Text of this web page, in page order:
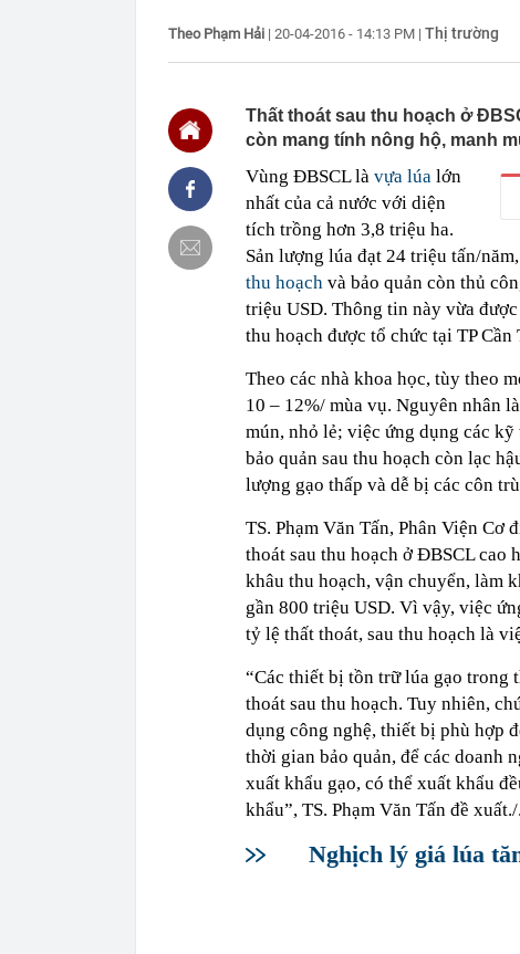
Điện Máy Xanh
mặt 5.000 tỷ
thác với chi phí
11:45
Một tập đoàn gửi
5.000 tỷ đồng
11:43
Mua căn hộ tầng
khoản tiền tiết
11:40
Công an thông
Zalo và Facebook
Vì sao muỗi vo
11:30
EuroCham: Nghị
rộng đầu tư tại
11:30
Chi phí xây nhà 2
11:25
Một phụ nữ nhặt
Kết cục sau 24
11:22
Anh em của
đang xảy ra?
11:22
Đề xuất phương
Theo Phạm Hải | 20-04-2016 - 14:13 PM | Thị trường
Thất thoát sau thu hoạch ở
còn mang tính nông hộ, manh
Vùng ĐBSCL là vựa lúa lớn
nhất của cả nước với diện
tích trồng hơn 3,8 triệu ha.
Sản lượng lúa đạt 24 triệu tấn/
thu hoạch và bảo quản còn thủ
triệu USD. Thông tin này vừa
thu hoạch được tổ chức tại TP Cần
Theo các nhà khoa học, tùy theo
10 – 12%/ mùa vụ. Nguyên nhân
mún, nhỏ lẻ; việc ứng dụng các
bảo quản sau thu hoạch còn lạc
lượng gạo thấp và dễ bị các côn
TS. Phạm Văn Tấn, Phân Viện Cơ
thoát sau thu hoạch ở ĐBSCL cao
khâu thu hoạch, vận chuyển, làm
gần 800 triệu USD. Vì vậy, việc
tỷ lệ thất thoát, sau thu hoạch là
“Các thiết bị tồn trữ lúa gạo trong
thoát sau thu hoạch. Tuy nhiên,
dụng công nghệ, thiết bị phù hợp
thời gian bảo quản, để các doanh
xuất khẩu gạo, có thể xuất khẩu
khẩu”, TS. Phạm Văn Tấn đề xuất./.
Nghịch lý giá lúa